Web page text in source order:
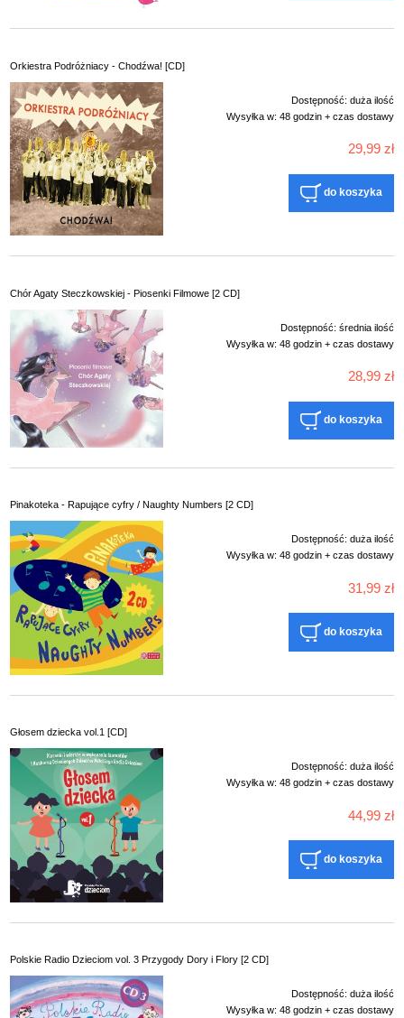
Orkiestra Podróżniacy - Chodźwa! [CD]
Dostępność: duża ilość
Wysyłka w: 48 godzin + czas dostawy
29,99 zł
do koszyka
Chór Agaty Steczkowskiej - Piosenki Filmowe [2 CD]
Dostępność: średnia ilość
Wysyłka w: 48 godzin + czas dostawy
28,99 zł
do koszyka
Pinakoteka - Rapujące cyfry / Naughty Numbers [2 CD]
Dostępność: duża ilość
Wysyłka w: 48 godzin + czas dostawy
31,99 zł
do koszyka
Głosem dziecka vol.1 [CD]
Dostępność: duża ilość
Wysyłka w: 48 godzin + czas dostawy
44,99 zł
do koszyka
Polskie Radio Dzieciom vol. 3 Przygody Dory i Flory [2 CD]
Dostępność: duża ilość
Wysyłka w: 48 godzin + czas dostawy